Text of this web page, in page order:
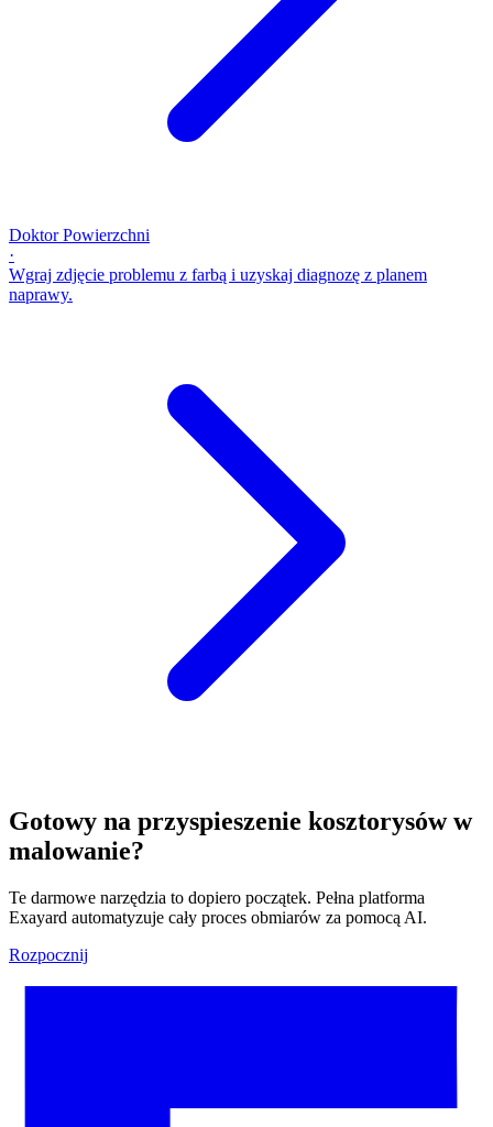
Doktor Powierzchni
·
Wgraj zdjęcie problemu z farbą i uzyskaj diagnozę z planem
naprawy.
Gotowy na przyspieszenie kosztorysów w
malowanie?
Te darmowe narzędzia to dopiero początek. Pełna platforma
Exayard automatyzuje cały proces obmiarów za pomocą AI.
Rozpocznij